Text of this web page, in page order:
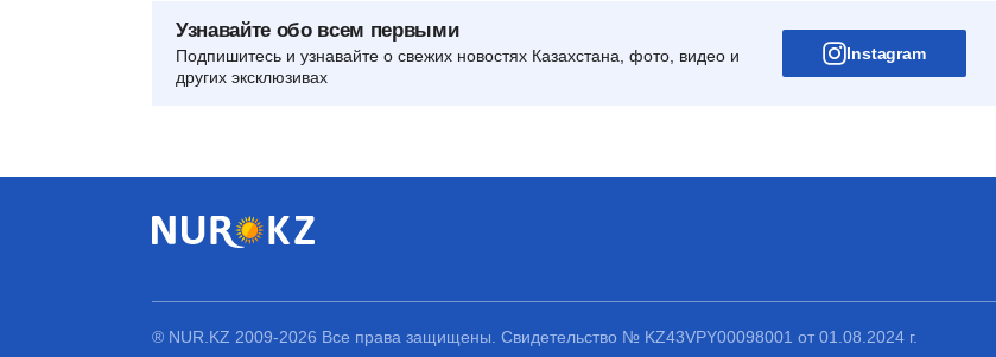
Узнавайте обо всем первыми
Подпишитесь и узнавайте о свежих новостях Казахстана, фото, видео и
других эксклюзивах
Instagram
® NUR.KZ 2009-2026 Все права защищены. Свидетельство № KZ43VPY00098001 от 01.08.2024 г.